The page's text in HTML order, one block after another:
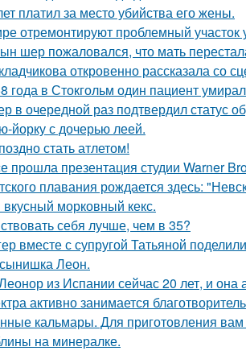
платил за место убийства его жены.
отремонтируют проблемный
шер пожаловался, что мать
откровенно рассказала со
года в Стокгольм один пациент
в очередной раз подтвердил статус
йорку с дочерью леей.
стать атлетом!
прошла презентация студии Warner
плавания рождается здесь:
морковный кекс.
себя лучше, чем в 35?
вместе с супругой Татьяной
Леон.
из Испании сейчас 20 лет, и она
активно занимается
кальмары. Для приготовления вам
на минералке.